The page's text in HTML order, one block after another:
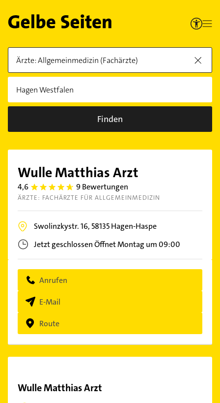
Finden
Wulle Matthias Arzt
4,6 4.6 9 Bewertungen
ÄRZTE: FACHÄRZTE FÜR ALLGEMEINMEDIZIN
Swolinzkystr. 16, 58135Hagen-Haspe
Jetzt geschlossenÖffnet Montag um 09:00
Anrufen
E-Mail
Route
Wulle Matthias Arzt